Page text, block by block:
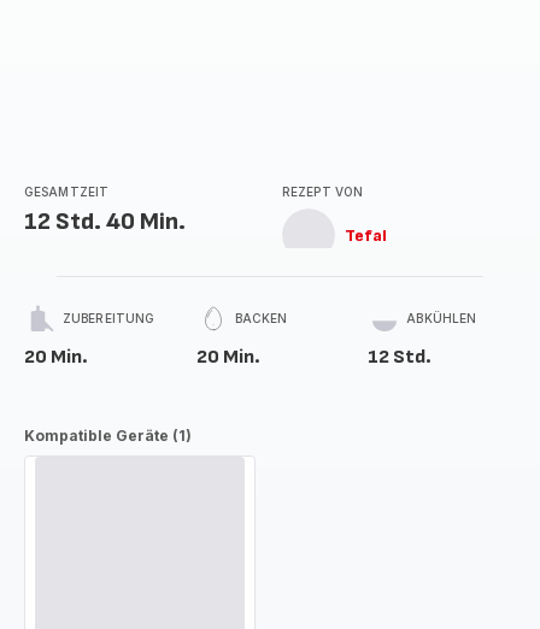
GESAMTZEIT
12 Std. 40 Min.
REZEPT VON
Tefal
ZUBEREITUNG
20 Min.
BACKEN
20 Min.
ABKÜHLEN
12 Std.
Kompatible Geräte (1)